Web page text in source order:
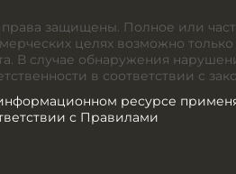
права защищены. Полное или
целях возможно
В случае обнаружения
в соответствии с
ресурсе
с Правилами